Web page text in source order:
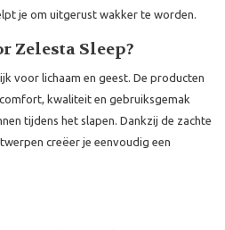
je om uitgerust wakker te worden.
Zelesta Sleep?
voor lichaam en geest. De producten
kwaliteit en gebruiksgemak
tijdens het slapen. Dankzij de zachte
creëer je eenvoudig een